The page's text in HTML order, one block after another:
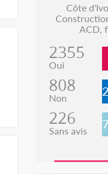
Côte
ACD,
2355
Oui
808
Non
226
Sans avis